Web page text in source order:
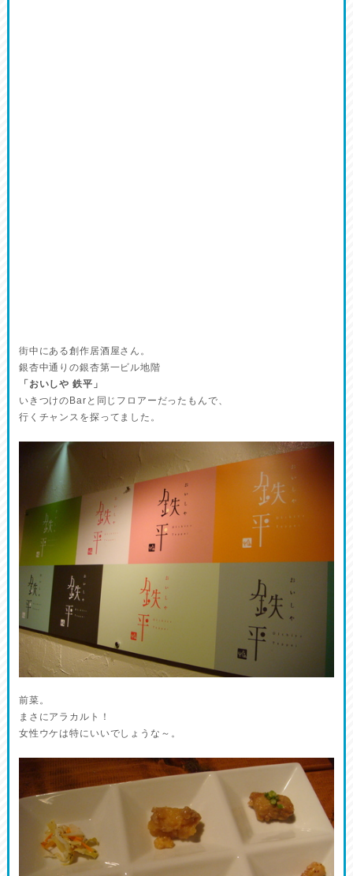
街中にある創作居酒屋さん。
銀杏中通りの銀杏第一ビル地階
「おいしや 鉄平」
いきつけのBarと同じフロアーだったもんで、
行くチャンスを探ってました。
前菜。
まさにアラカルト！
女性ウケは特にいいでしょうな～。